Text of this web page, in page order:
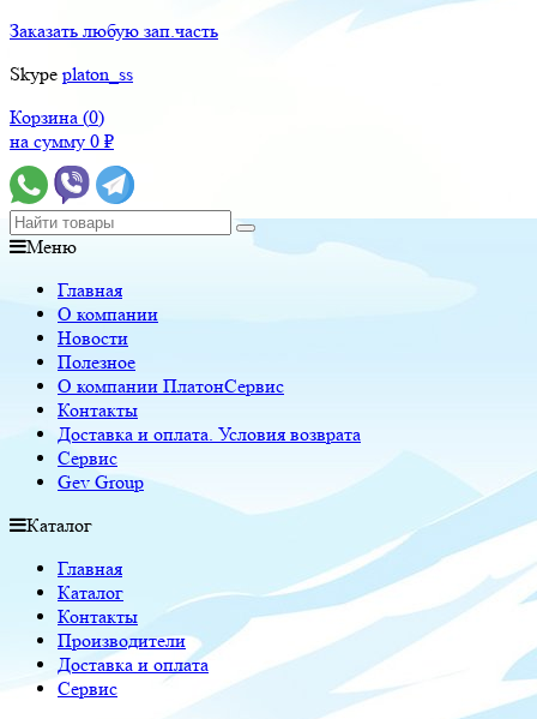
Заказать любую зап.часть
Skype platon_ss
Корзина (0)
на сумму 0 ₽
Меню
Главная
О компании
Новости
Полезное
О компании ПлатонСервис
Контакты
Доставка и оплата. Условия возврата
Сервис
Gev Group
Каталог
Главная
Каталог
Контакты
Производители
Доставка и оплата
Сервис